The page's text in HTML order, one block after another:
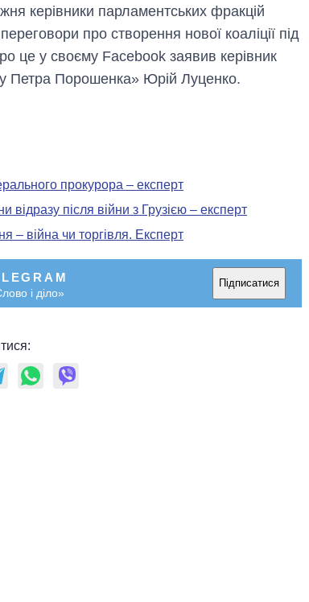
керівники парламентських фракцій
про створення нової коаліції під
це у своєму Facebook заявив керівник
Петра Порошенка» Юрій Луценко.
прокурора – експерт
відразу після війни з Грузією – експерт
– війна чи торгівля. Експерт
і діло»
Підписатися